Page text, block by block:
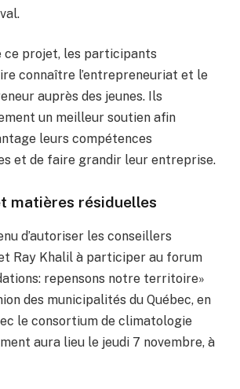
ce projet, les participants
connaître l’entrepreneuriat et le
auprès des jeunes. Ils
un meilleur soutien afin
leurs compétences
et de faire grandir leur entreprise.
matières résiduelles
d’autoriser les conseillers
Ray Khalil à participer au forum
repensons notre territoire»
des municipalités du Québec, en
le consortium de climatologie
aura lieu le jeudi 7 novembre, à